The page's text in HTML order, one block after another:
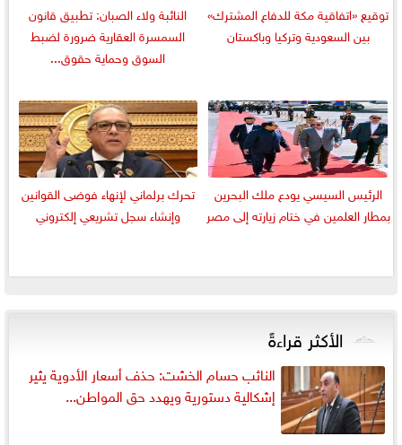
توقيع «اتفاقية مكة للدفاع المشترك»
بين السعودية وتركيا وباكستان
النائبة ولاء الصبان: تطبيق قانون
السمسرة العقارية ضرورة لضبط
السوق وحماية حقوق...
الرئيس السيسي يودع ملك البحرين
بمطار العلمين في ختام زيارته إلى مصر
تحرك برلماني لإنهاء فوضى القوانين
وإنشاء سجل تشريعي إلكتروني
الأكثر قراءةً
النائب حسام الخشت: حذف أسعار الأدوية يثير
إشكالية دستورية ويهدد حق المواطن...